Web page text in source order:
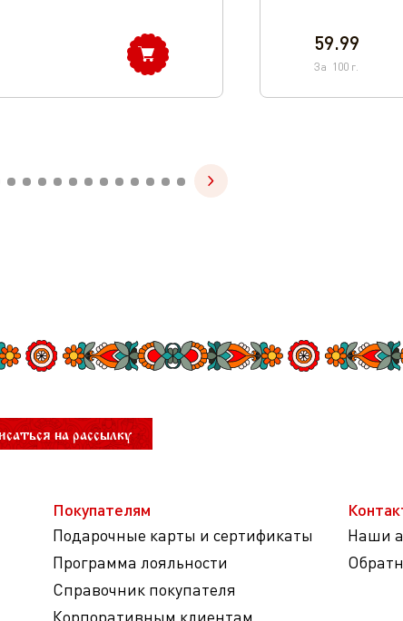
59.99
За 100 г.
на рассылку
Покупателям
Подарочные карты и сертификаты
Программа лояльности
Справочник покупателя
Корпоративным клиентам
Наши